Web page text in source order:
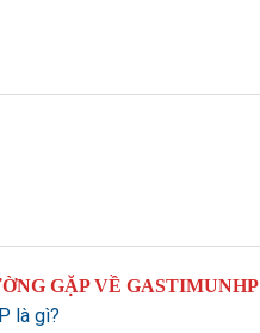
GẶP VỀ GASTIMUNHP
là gì?